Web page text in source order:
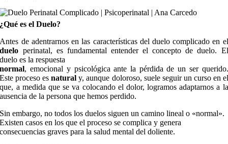
¿Qué es el Duelo?
Antes de adentrarnos en las características del duelo complicado en el
duelo perinatal, es fundamental entender el concepto de duelo. El
duelo es la respuesta
normal, emocional y psicológica ante la pérdida de un ser querido.
Este proceso esnatural y, aunque doloroso, suele seguir un curso en el
que, a medida que se va colocando el dolor, logramos adaptarnos a la
ausencia de la persona que hemos perdido.
Sin embargo, no todos los duelos siguen un camino lineal o «normal».
Existen casos en los que el proceso se complica y genera
consecuencias graves para la salud mental del doliente.